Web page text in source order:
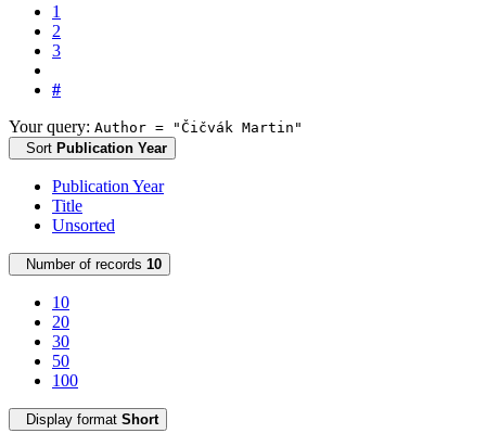
1
2
3
#
Your query: Author = "Čičvák Martin"
Sort Publication Year
Publication Year
Title
Unsorted
Number of records 10
10
20
30
50
100
Display format Short